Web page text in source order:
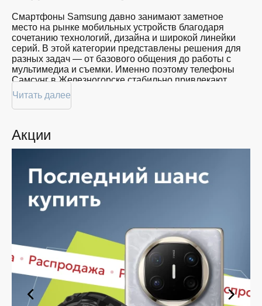
Смартфоны Samsung давно занимают заметное
место на рынке мобильных устройств благодаря
сочетанию технологий, дизайна и широкой линейки
серий. В этой категории представлены решения для
разных задач — от базового общения до работы с
мультимедиа и съемки. Именно поэтому телефоны
Самсунг в Железногорске стабильно привлекают
внимание пользователей, которые ценят надежность
и понятный функционал. При выборе важно
учитывать личные сценарии использования, а не
При сравнении моделей чаще всего обращают
Диагональ и тип дисплея, влияющие на комфорт
работы и просмотра контента.
Объем встроенной памяти и поддержка карт
расширения.
Возможности основной и фронтальной камер
Производительность процессора при
повседневных задачах.
Емкость аккумулятора и скорость зарядки.
Поддержка современных стандартов связи.
Материалы корпуса и защита от внешних
воздействий.
Читать далее
Акции